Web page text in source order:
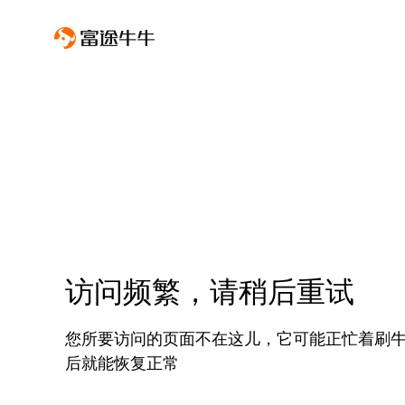
访问频繁，请稍后重试
您所要访问的页面不在这儿，它可能正忙着刷
后就能恢复正常